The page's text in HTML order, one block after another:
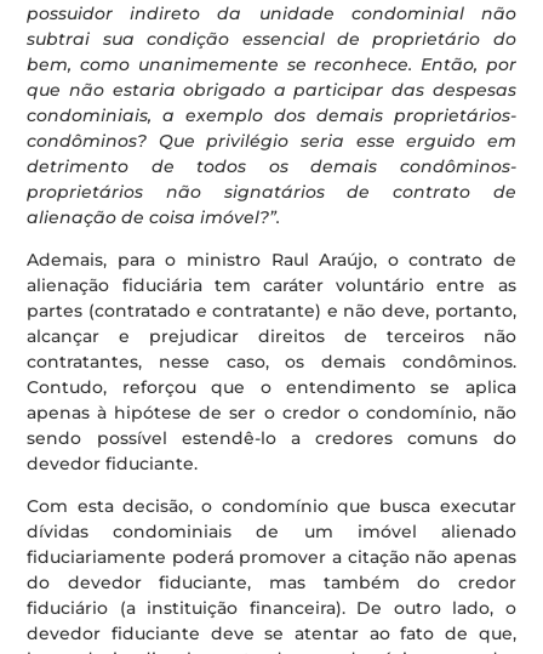
possuidor indireto da unidade condominial não
subtrai sua condição essencial de proprietário do
bem, como unanimemente se reconhece. Então, por
que não estaria obrigado a participar das despesas
condominiais, a exemplo dos demais proprietários-
condôminos? Que privilégio seria esse erguido em
detrimento de todos os demais condôminos-
proprietários não signatários de contrato de
alienação de coisa imóvel?”.
Ademais, para o ministro Raul Araújo, o contrato de
alienação fiduciária tem caráter voluntário entre as
partes (contratado e contratante) e não deve, portanto,
alcançar e prejudicar direitos de terceiros não
contratantes, nesse caso, os demais condôminos.
Contudo, reforçou que o entendimento se aplica
apenas à hipótese de ser o credor o condomínio, não
sendo possível estendê-lo a credores comuns do
devedor fiduciante.
Com esta decisão, o condomínio que busca executar
dívidas condominiais de um imóvel alienado
fiduciariamente poderá promover a citação não apenas
do devedor fiduciante, mas também do credor
fiduciário (a instituição financeira). De outro lado, o
devedor fiduciante deve se atentar ao fato de que,